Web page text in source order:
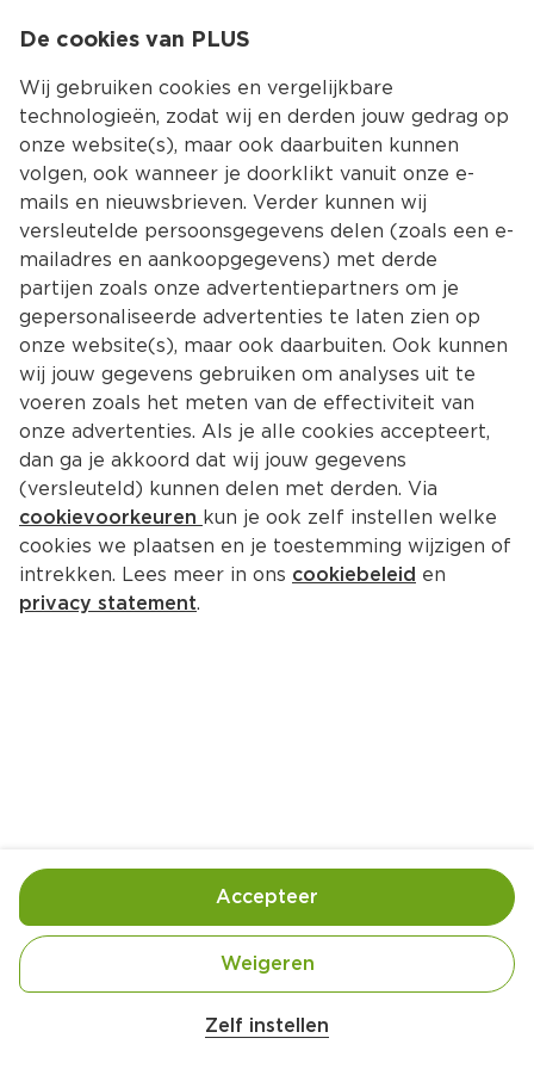
Kies jouw
Terug Producten
Bertolli Classico olijfolie
Fles 500 ml  (liter €14.50)
Handige informatie over dit product
De cookies van PLUS
Wij gebruiken cookies en vergelijkbare
technologieën, zodat wij en derden jouw gedrag op
onze website(s), maar ook daarbuiten kunnen
volgen, ook wanneer je doorklikt vanuit onze e-
mails en nieuwsbrieven. Verder kunnen wij
versleutelde persoonsgegevens delen (zoals een e-
mailadres en aankoopgegevens) met derde
partijen zoals onze advertentiepartners om je
gepersonaliseerde advertenties te laten zien op
onze website(s), maar ook daarbuiten. Ook kunnen
wij jouw gegevens gebruiken om analyses uit te
voeren zoals het meten van de effectiviteit van
onze advertenties. Als je alle cookies accepteert,
dan ga je akkoord dat wij jouw gegevens
(versleuteld) kunnen delen met derden. Via
cookievoorkeuren kun je ook zelf instellen welke
cookies we plaatsen en je toestemming wijzigen of
intrekken. Lees meer in ons cookiebeleid en
privacy statement.
Zelf instellen
Weigeren
Accepteer